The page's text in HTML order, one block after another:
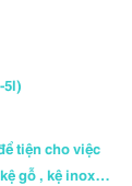
5l)
tiện cho việc
gỗ , kệ inox…